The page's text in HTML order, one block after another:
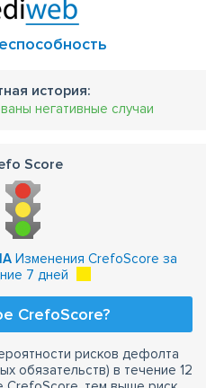
история:
негативные случаи
Score
Изменения CrefoScore за
7 дней
CrefoScore?
рисков дефолта
обязательств) в течение 12